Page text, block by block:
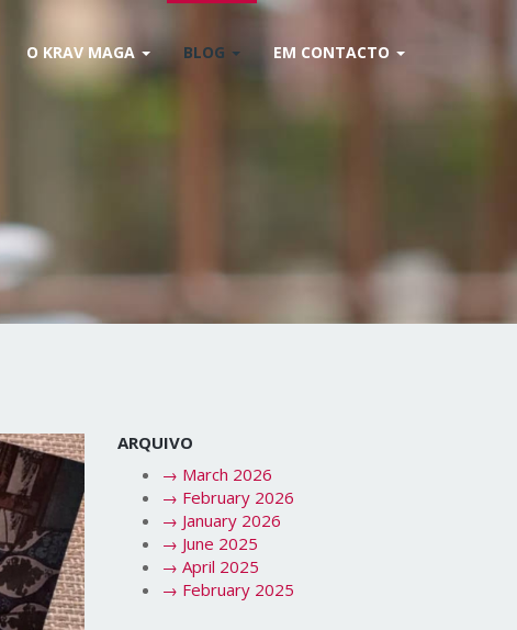
O KRAV MAGA BLOG EM CONTACTO
ARQUIVO
→ March 2026
→ February 2026
→ January 2026
→ June 2025
→ April 2025
→ February 2025